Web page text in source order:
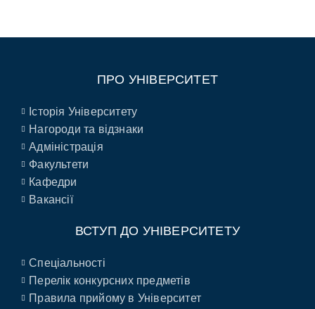
ПРО УНІВЕРСИТЕТ
Історія Університету
Нагороди та відзнаки
Адміністрація
Факультети
Кафедри
Вакансії
ВСТУП ДО УНІВЕРСИТЕТУ
Спеціальності
Перелік конкурсних предметів
Правила прийому в Університет